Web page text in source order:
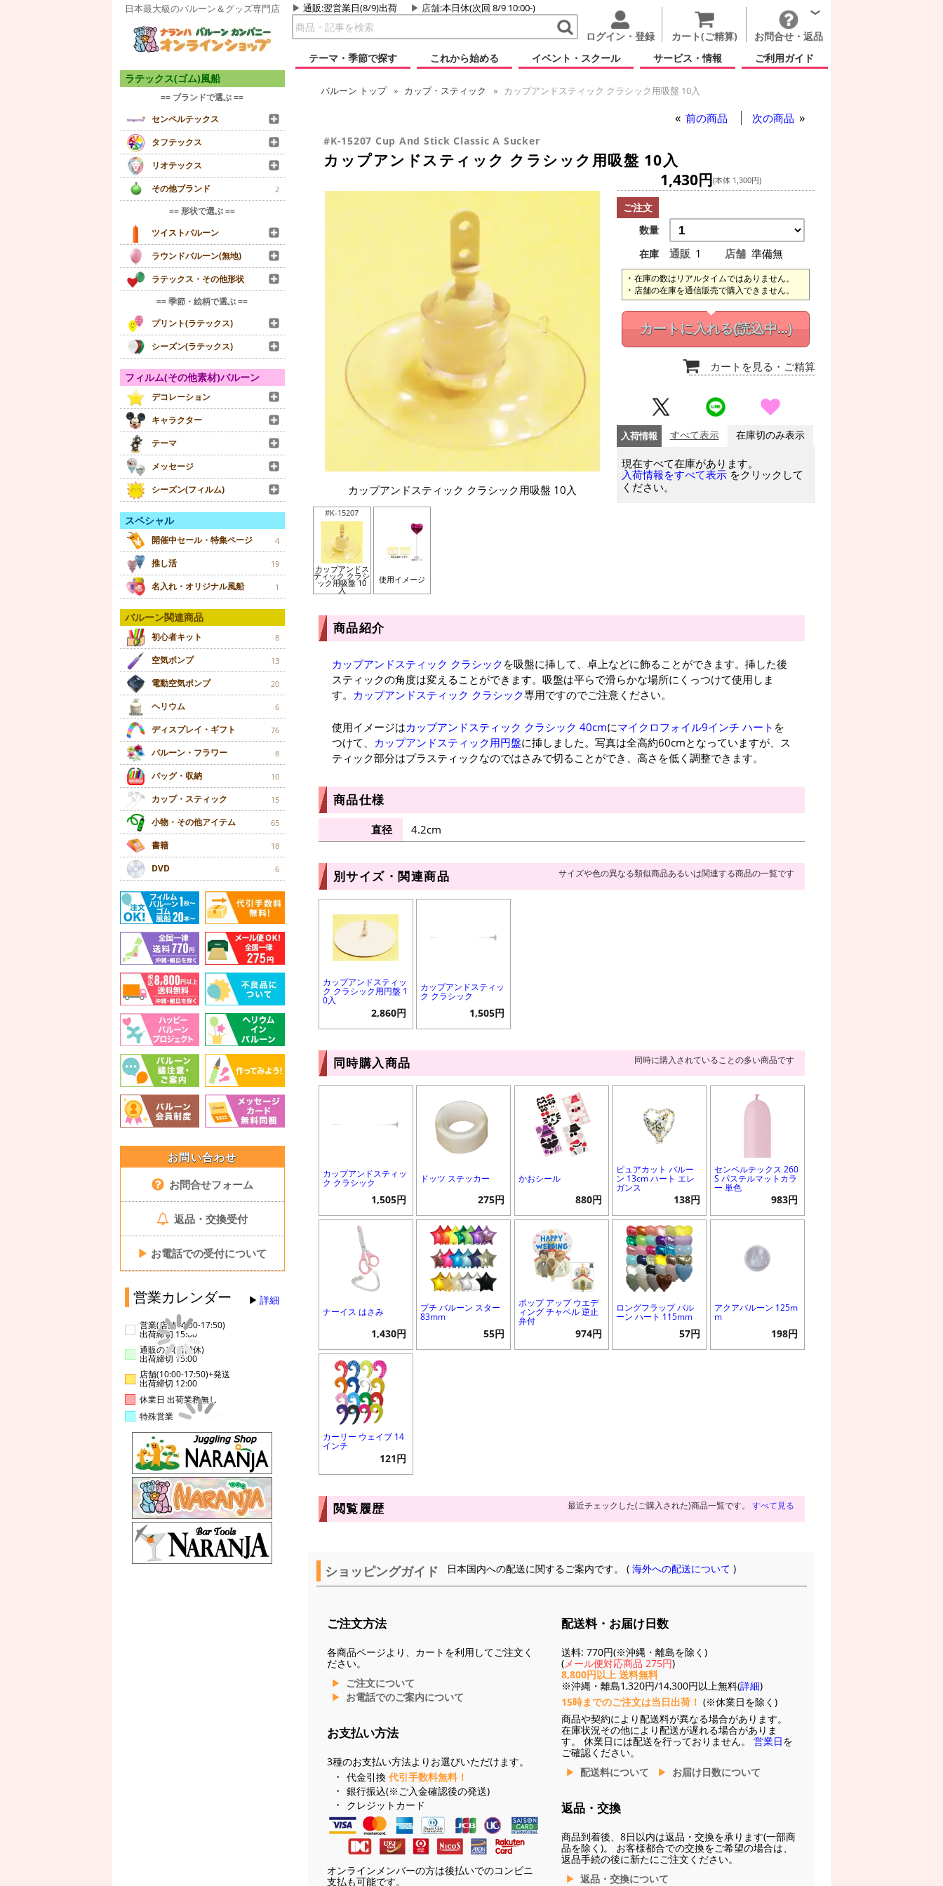
日本最大級のバルーン＆グッズ専門店 通販:翌営業日(8/9)出荷 店舗:本日休(次回 8/9 10:00-)
ログイン・登録 カート(ご精算)
お問合せ・返品
テーマ・季節で探す
これから始める イベント・スクール サービス・情報 ご利用ガイド
ラテックス(ゴム)風船
== ブランドで選ぶ ==
センペルテックス
タフテックス
リオテックス
その他ブランド
2
== 形状で選ぶ ==
ツイストバルーン
ラウンドバルーン(無地)
ラテックス・その他形状
== 季節・絵柄で選ぶ ==
プリント(ラテックス)
シーズン(ラテックス)
フィルム(その他素材)バルーン
デコレーション
キャラクター
テーマ
メッセージ
シーズン(フィルム)
スペシャル
開催中セール・特集ページ 4
推し活 19
名入れ・オリジナル風船 1
バルーン関連商品
初心者キット 8
空気ポンプ 13
電動空気ポンプ 20
ヘリウム 6
ディスプレイ・ギフト 76
バルーン・フラワー 8
バッグ・収納 10
カップ・スティック 15
小物・その他アイテム 65
書籍 18
DVD 6
お問い合わせ
お問合せフォーム
返品・交換受付
▶ お電話での受付について
営業カレンダー 詳細
営業(店舗14:00-17:50)
出荷締切 15:00
通販のみ(店舗休)
出荷締切 15:00
店舗(10:00-17:50)+発送
出荷締切 12:00
休業日 出荷業務無し
特殊営業
バルーン トップ カップ・スティック カップアンドスティック クラシック用吸盤 10入
前の商品 次の商品
#K-15207 Cup And Stick Classic A Sucker
カップアンドスティック クラシック用吸盤 10入
カップアンドスティック クラシック用吸盤 10入
#K-15207
カップアンドス
ティック クラシ
ック用吸盤 10
入
使用イメージ
1,430円(本体 1,300円)
ご注文
数量
在庫
通販 1 店舗 準備無
在庫の数はリアルタイムではありません。
店舗の在庫を通信販売で購入できません。
カートに入れる(読込中...)
カートを見る ・ご精算
入荷情報 すべて表示 在庫切のみ表示
現在すべて在庫があります。
入荷情報をすべて表示 をクリックして
ください。
商品紹介
カップアンドスティック クラシック を吸盤に挿して、卓上などに飾ることができます。挿した後
スティックの角度は変えることができます。吸盤は平らで滑らかな場所にくっつけて使用しま
す。 カップアンドスティック クラシック専用ですのでご注意ください。
使用イメージはカップアンドスティック クラシック 40cmにマイクロフォイル9インチ ハート を
つけて、 カップアンドスティック用円盤に挿しました。写真は全高約60cmとなっていますが、ス
ティック部分はプラスティックなのではさみで切ることができ、高さを低く調整できます。
商品仕様
直径 4.2cm
別サイズ・関連商品 サイズや色の異なる類似商品あるいは関連する商品の一覧です
カップアンドスティッ
ク クラシック用円盤 1
0入
2,860円
カップアンドスティッ
ク クラシック
1,505円
同時購入商品 同時に購入されていることの多い商品です
カップアンドスティッ
ク クラシック
1,505円
ドッツ ステッカー
275円
かおシール
880円
ピュアカット バルー
ン 13cm ハート エレ
ガンス
138円
センペルテックス 260
S パステルマットカラ
ー 単色
983円
ナーイス はさみ
1,430円
プチ バルーン スター
83mm
55円
ポップ アップ ウエデ
ィング チャペル 逆止
弁付
974円
ロングフラップ バル
ーン ハート 115mm
57円
アクアバルーン 125m
m
198円
カーリー ウェイブ 14
インチ
121円
閲覧履歴 最近チェックした(ご購入された)商品一覧です。 すべて見る
ショッピングガイド 日本国内への配送に関するご案内です。 (海外への配送について )
ご注文方法
各商品ページより、カートを利用してご注文く
ださい。
ご注文について
お電話でのご案内について
お支払い方法
3種のお支払い方法よりお選びいただけます。
代金引換 代引手数料無料！
銀行振込(※ご入金確認後の発送)
クレジットカード
オンラインメンバーの方は後払いでのコンビニ
支払も可能です。
配送料・お届け日数
送料: 770円(※沖縄・離島を除く)
(メール便対応商品 275円)
8,800円以上 送料無料
※沖縄・離島1,320円/14,300円以上無料(詳細)
15時までのご注文は当日出荷！ (※休業日を除く)
商品や契約により配送料が異なる場合があります。
在庫状況その他により配送が遅れる場合がありま
す。 休業日には配送を行っておりません。 営業日を
ご確認ください。
配送料について
お届け日数について
返品・交換
商品到着後、8日以内は返品・交換を承ります(一部商
品を除く)。 お客様都合での交換をご希望の場合は、
返品手続の後に新たにご注文ください。
返品・交換について